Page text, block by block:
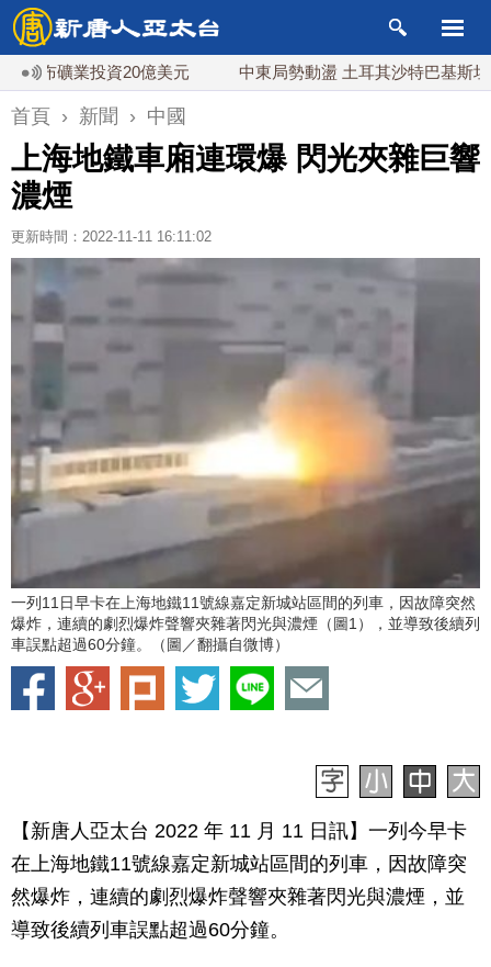
業投資20億美元 中東局勢動盪 土耳其沙特巴基斯坦誓共同
首頁 › 新聞 › 中國
上海地鐵車廂連環爆 閃光夾雜巨響
濃煙
更新時間：2022-11-11 16:11:02
一列11日早卡在上海地鐵11號線嘉定新城站區間的列車，因故障突然
爆炸，連續的劇烈爆炸聲響夾雜著閃光與濃煙（圖1），並導致後續列
車誤點超過60分鐘。（圖／翻攝自微博）
【新唐人亞太台 2022 年 11 月 11 日訊】一列今早卡
在上海地鐵11號線嘉定新城站區間的列車，因故障突
然爆炸，連續的劇烈爆炸聲響夾雜著閃光與濃煙，並
導致後續列車誤點超過60分鐘。